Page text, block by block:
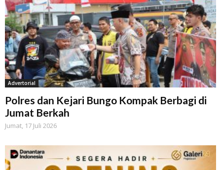
Advertorial
Polres dan Kejari Bungo Kompak Berbagi di
Jumat Berkah
Jumat, 17 Juli 2026